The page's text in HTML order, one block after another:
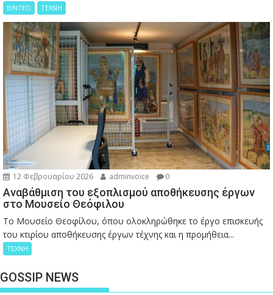
ΒΙΝΤΕΟ ΤΕΧΝΗ
12 Φεβρουαρίου 2026 adminvoice 0
Αναβάθμιση του εξοπλισμού αποθήκευσης έργων
στο Μουσείο Θεόφιλου
Το Μουσείο Θεοφίλου, όπου ολοκληρώθηκε το έργο επισκευής
του κτιρίου αποθήκευσης έργων τέχνης και η προμήθεια...
ΤΕΧΝΗ
GOSSIP NEWS